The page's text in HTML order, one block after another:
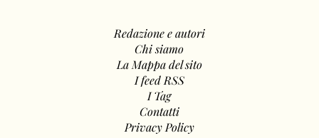
Chi siamo
La Mappa del sito
I feed RSS
I Tag
Contatti
Privacy Policy
Cookie Policy